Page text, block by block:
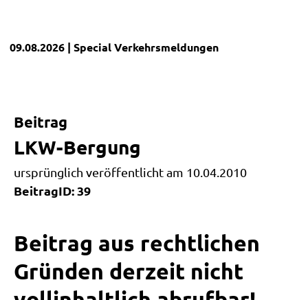
09.08.2026 | SpecialVerkehrsmeldungen
Beitrag
LKW-Bergung
ursprünglich veröffentlicht am 10.04.2010
BeitragID: 39
Beitrag aus rechtlichen
Gründen derzeit nicht